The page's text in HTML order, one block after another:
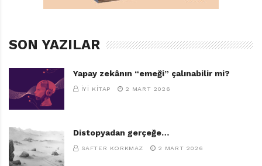
SON YAZILAR
Yapay zekânın “emeği” çalınabilir mi?
İYI KITAP 2 MART 2026
Distopyadan gerçeğe…
SAFTER KORKMAZ 2 MART 2026